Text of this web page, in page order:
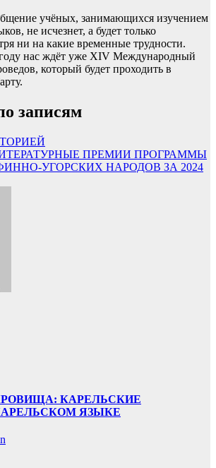
учёных, занимающихся изучением
не исчезнет, а будет только
ни на какие временные трудности.
нас ждёт уже XIV Международный
который будет проходить в
записям
ПРЕМИИ ПРОГРАММЫ
УГОРСКИХ НАРОДОВ ЗА 2024
КАРЕЛЬСКИЕ
ЯЗЫКЕ